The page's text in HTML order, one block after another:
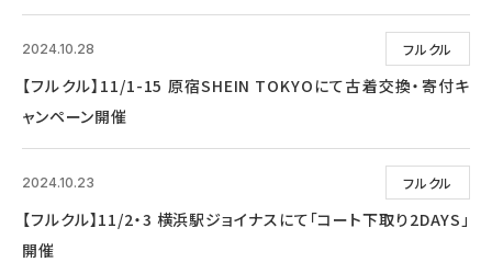
フルクル
2024.10.28
【フルクル】11/1-15 原宿SHEIN TOKYOにて古着交換・寄付キ
ャンペーン開催
フルクル
2024.10.23
【フルクル】11/2・3 横浜駅ジョイナスにて「コート下取り2DAYS」
開催